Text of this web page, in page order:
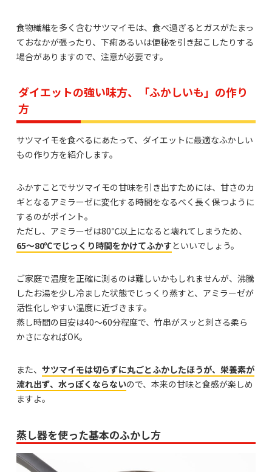
食物繊維を多く含むサツマイモは、食べ過ぎるとガスがたまっ
ておなかが張ったり、下痢あるいは便秘を引き起こしたりする
場合がありますので、注意が必要です。
ダイエットの強い味方、「ふかしいも」の作り
方
サツマイモを食べるにあたって、ダイエットに最適なふかしい
もの作り方を紹介します。
ふかすことでサツマイモの甘味を引き出すためには、甘さのカ
ギとなるアミラーゼに変化する時間をなるべく長く保つように
するのがポイント。
ただし、アミラーゼは80℃以上になると壊れてしまうため、
65〜80℃でじっくり時間をかけてふかすといいでしょう。
ご家庭で温度を正確に測るのは難しいかもしれませんが、沸騰
したお湯を少し冷ました状態でじっくり蒸すと、アミラーゼが
活性化しやすい温度に近づきます。
蒸し時間の目安は40〜60分程度で、竹串がスッと刺さる柔ら
かさになればOK。
また、 サツマイモは切らずに丸ごとふかしたほうが、栄養素が
流れ出ず、水っぽくならないので、本来の甘味と食感が楽しめ
ますよ。
蒸し器を使った基本のふかし方